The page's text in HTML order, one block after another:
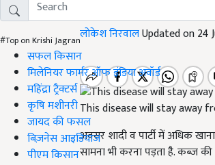
#Top on Krishi Jagran
सफल किसान
मिलेनियर फार्मर ऑफ इंडिया अवॉर्ड
महिंद्रा ट्रैक्टर्स
कृषि मशीनरी
जायद की फसल
बिज़नेस आइडियाज
पीएम किसान
लोकेश निरवालUpdated on 24
This disease will stay away
अक्सर शादी व पार्टी में अधिक
सामना भी करना पड़ता है. कब्ज